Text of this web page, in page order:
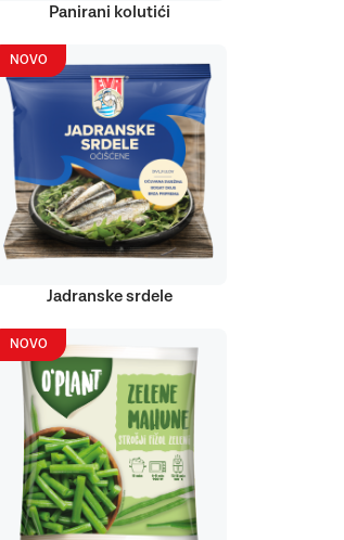
Panirani kolutići
NOVO
Jadranske srdele
NOVO